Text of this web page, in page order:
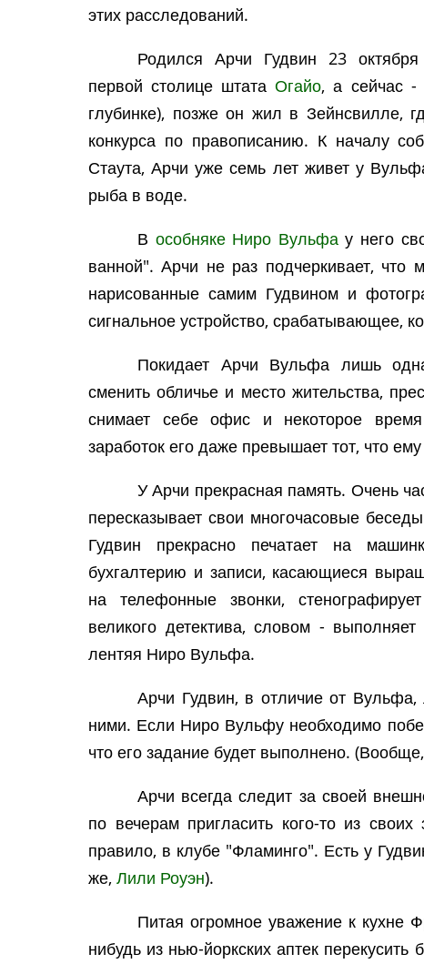
этих расследований.
Родился Арчи Гудвин 23
первой столице штатаОгайо, а сейчас -
глубинке), позже он жил в Зейнсвилле,
конкурса по правописанию. К началу
Стаута, Арчи уже семь лет живет у
рыба в воде.
В особняке Ниро Вульфау него
ванной". Арчи не раз подчеркивает,
нарисованные самим Гудвином и
сигнальное устройство, срабатывающее,
Покидает Арчи Вульфа лишь
сменить обличье и место жительства,
снимает себе офис и некоторое время
заработок его даже превышает тот, что
У Арчи прекрасная память. Очень
пересказывает свои многочасовые
Гудвин прекрасно печатает на
бухгалтерию и записи, касающиеся
на телефонные звонки,
великого детектива, словом - выполняет
лентяя Ниро Вульфа.
Арчи Гудвин, в отличие от
ними. Если Ниро Вульфу необходимо
что его задание будет выполнено.
Арчи всегда следит за своей
по вечерам пригласить кого-то из
правило, в клубе "Фламинго". Есть у
же, Лили Роуэн).
Питая огромное уважение к кухне
нибудь из нью-йоркских аптек